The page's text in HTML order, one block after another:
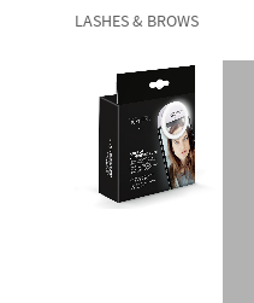
LASHES & BROWS